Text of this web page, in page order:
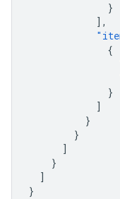
}
],
{
}
]
}
}
]
}
]
}